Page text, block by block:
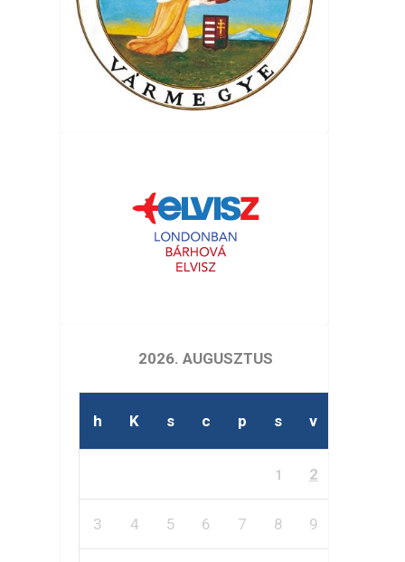
2026. AUGUSZTUS
h K s c p s v
1 2
3 4 5 6 7 8 9